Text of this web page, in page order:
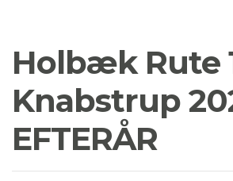
Holbæk Rute
Knabstrup
EFTERÅR